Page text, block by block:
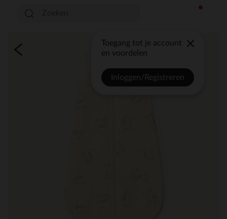
Toegang tot je account
en voordelen
Inloggen/Registreren